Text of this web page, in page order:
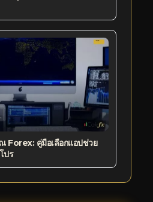
คู่มือเลือกแอปช่วย
ปร